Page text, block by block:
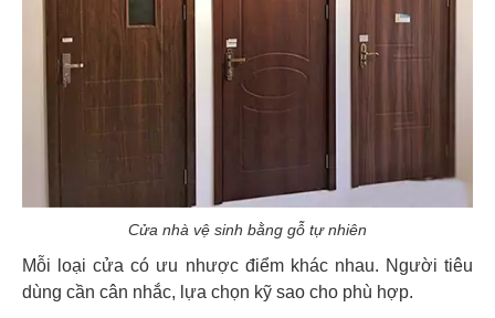
Cửa nhà vệ sinh bằng gỗ tự nhiên
Mỗi loại cửa có ưu nhược điểm khác nhau. Người tiêu
dùng cần cân nhắc, lựa chọn kỹ sao cho phù hợp.